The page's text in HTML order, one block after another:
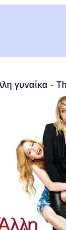
Moon –
γυναίκα -